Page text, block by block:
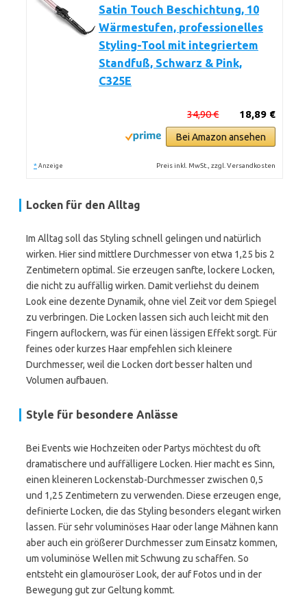
Satin Touch Beschichtung, 10
Wärmestufen, professionelles
Styling-Tool mit integriertem
Standfuß, Schwarz & Pink,
C325E
18,89 €
34,90 €
Bei Amazon ansehen
* Anzeige Preis inkl. MwSt., zzgl. Versandkosten
Locken für den Alltag
Im Alltag soll das Styling schnell gelingen und natürlich
wirken. Hier sind mittlere Durchmesser von etwa 1,25 bis 2
Zentimetern optimal. Sie erzeugen sanfte, lockere Locken,
die nicht zu auffällig wirken. Damit verliehst du deinem
Look eine dezente Dynamik, ohne viel Zeit vor dem Spiegel
zu verbringen. Die Locken lassen sich auch leicht mit den
Fingern auflockern, was für einen lässigen Effekt sorgt. Für
feines oder kurzes Haar empfehlen sich kleinere
Durchmesser, weil die Locken dort besser halten und
Volumen aufbauen.
Style für besondere Anlässe
Bei Events wie Hochzeiten oder Partys möchtest du oft
dramatischere und auffälligere Locken. Hier macht es Sinn,
einen kleineren Lockenstab-Durchmesser zwischen 0,5
und 1,25 Zentimetern zu verwenden. Diese erzeugen enge,
definierte Locken, die das Styling besonders elegant wirken
lassen. Für sehr voluminöses Haar oder lange Mähnen kann
aber auch ein größerer Durchmesser zum Einsatz kommen,
um voluminöse Wellen mit Schwung zu schaffen. So
entsteht ein glamouröser Look, der auf Fotos und in der
Bewegung gut zur Geltung kommt.